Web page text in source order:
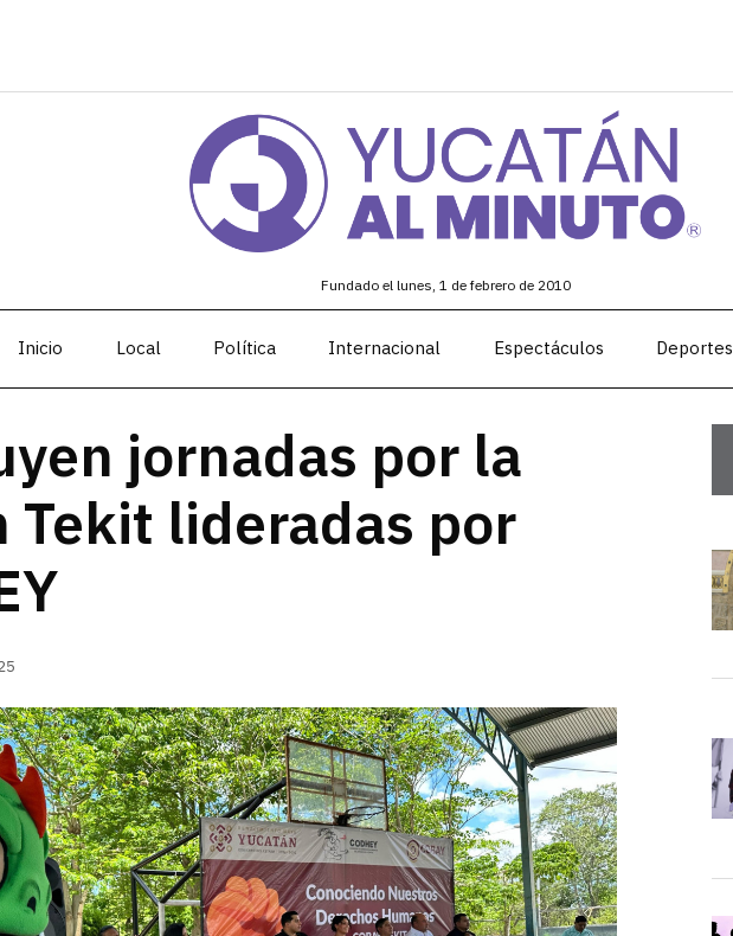
Fundado el lunes, 1 de febrero de 2010
Inicio Local Política Internacional Espectáculos Deportes
jornadas por la
Tekit lideradas por